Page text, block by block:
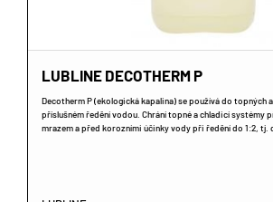
LUBLINE DECOTHERM P
Decotherm P (ekologická kapalina) se používá do topných
příslušném ředění vodou. Chrání topné a chladicí systémy
mrazem a před korozními účinky vody při ředění do 1:2, tj.